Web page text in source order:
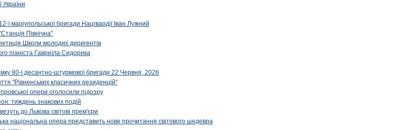
України
ї маріупольської бригади Нацгвардії Іван Лужний
Північна"
Школи молодих диригентів
піаніста Гавриїла Сидорика
80-ї десантно-штурмової бригади 22 Червня, 2026
"Рівненських класичних резиденцій"
опери оголосили підозру
тиждень знакових подій
до Львова світові прем'єри
національна опера представить нове прочитання світового шедевра